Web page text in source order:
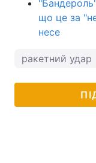
що це за
несе
ракетний удар